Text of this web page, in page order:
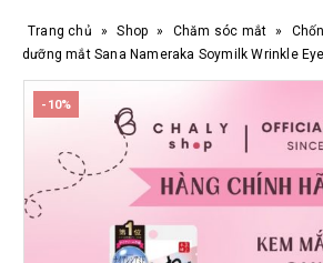
Trang chủ » Shop » Chăm sóc mắt »
dưỡng mắt Sana Nameraka Soymilk Wrinkle
-10%